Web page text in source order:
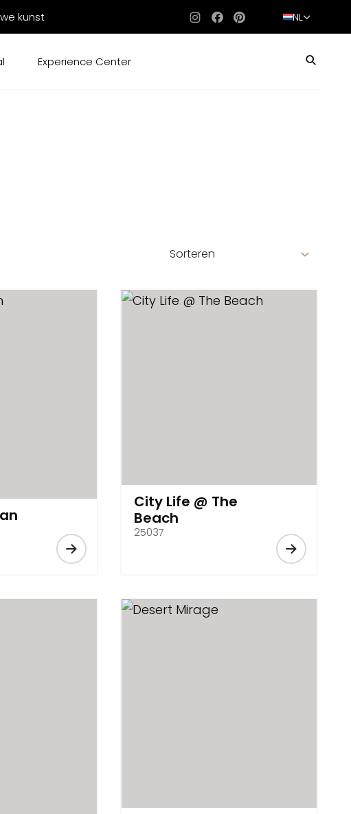
kunst Instagram
Facebook
Pinterest NL
Experience Center
City Life @ The
Beach
25037